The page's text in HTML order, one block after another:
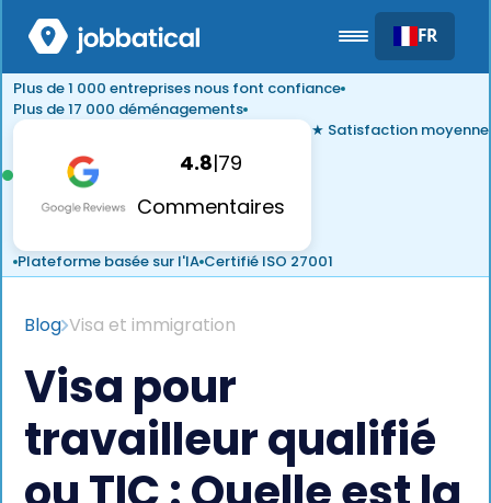
FR
Plus de 1 000 entreprises nous font confiance
Plus de 17 000 déménagements
4.8|79
Commentaires
★ Satisfaction moyenne
Plateforme basée sur l'IA Certifié ISO 27001
Blog Visa et immigration
Visa pour
travailleur qualifié